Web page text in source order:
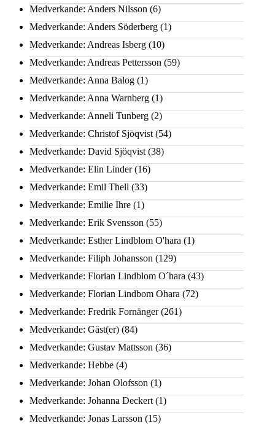
Medverkande: Anders Nilsson (6)
Medverkande: Anders Söderberg (1)
Medverkande: Andreas Isberg (10)
Medverkande: Andreas Pettersson (59)
Medverkande: Anna Balog (1)
Medverkande: Anna Warnberg (1)
Medverkande: Anneli Tunberg (2)
Medverkande: Christof Sjöqvist (54)
Medverkande: David Sjöqvist (38)
Medverkande: Elin Linder(16)
Medverkande: Emil Thell (33)
Medverkande: Emilie Ihre (1)
Medverkande: Erik Svensson (55)
Medverkande: Esther Lindblom O'hara (1)
Medverkande: Filiph Johansson (129)
Medverkande: Florian Lindblom O´hara (43)
Medverkande: Florian Lindbom Ohara (72)
Medverkande: Fredrik Fornänger(261)
Medverkande: Gäst(er) (84)
Medverkande: Gustav Mattsson (36)
Medverkande: Hebbe (4)
Medverkande: Johan Olofsson (1)
Medverkande: Johanna Deckert (1)
Medverkande: Jonas Larsson (15)